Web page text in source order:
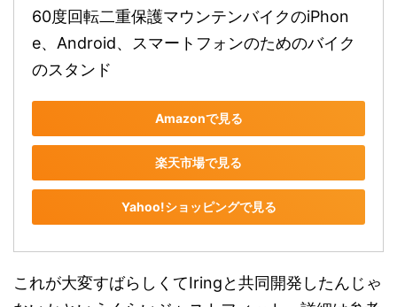
60度回転二重保護マウンテンバイクのiPhon
e、Android、スマートフォンのためのバイク
のスタンド
Amazonで見る
楽天市場で見る
Yahoo!ショッピングで見る
これが大変すばらしくてIringと共同開発したんじゃ